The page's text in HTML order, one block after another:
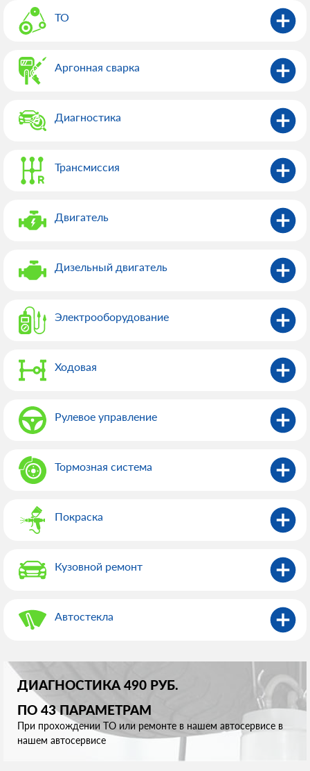
ТО
Аргонная сварка
Диагностика
Трансмиссия
Двигатель
Дизельный двигатель
Электрооборудованиe
Ходовая
Рулевое управление
Тормозная система
Покраска
Кузовной ремонт
Автостекла
ДИАГНОСТИКА 490 РУБ.
ПО 43 ПАРАМЕТРАМ
При прохождении ТО или ремонте в нашем автосервисе в
нашем автосервисе